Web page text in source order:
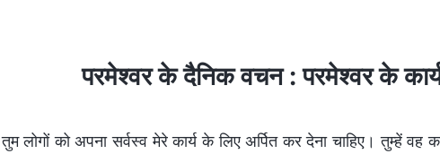
स्वरूप
परमेश्वर के दैनिक वचन : परमेश्वर के
तुम लोगों को अपना सर्वस्व मेरे कार्य के लिए अर्पित कर देना चाहिए। तुम्हें